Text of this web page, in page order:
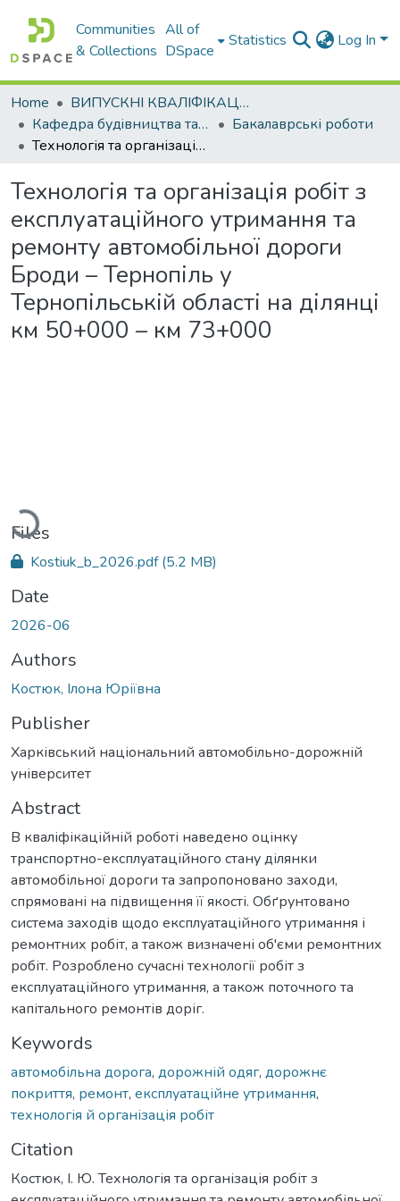
Communities
& Collections
All of
DSpace
Statistics Log In
Home
ВИПУСКНІ КВАЛІФІКАЦІЙНІ РОБОТИ
Кафедра будiвництва та експлуатацiї автомобiльних дорiг
Бакалаврські роботи
Технологія та організація робіт з експлуатаційного утримання та ремонту автомобільної дороги Броди – Тернопіль у Тернопільській області на ділянці км 50+000 – км 73+000
Технологія та організація робіт з
експлуатаційного утримання та
ремонту автомобільної дороги
Броди – Тернопіль у
Тернопільській області на ділянці
км 50+000 – км 73+000
Loading...
Files
Kostiuk_b_2026.pdf(5.2 MB)
Date
2026-06
Authors
Костюк, Ілона Юріївна
Publisher
Харківський національний автомобільно-дорожній
університет
Abstract
В кваліфікаційній роботі наведено оцінку
транспортно-експлуатаційного стану ділянки
автомобільної дороги та запропоновано заходи,
спрямовані на підвищення її якості. Обґрунтовано
система заходів щодо експлуатаційного утримання і
ремонтних робіт, а також визначені об'єми ремонтних
робіт. Розроблено сучасні технології робіт з
експлуатаційного утримання, а також поточного та
капітального ремонтів доріг.
Keywords
автомобільна дорога, дорожній одяг, дорожнє
покриття, ремонт, експлуатаційне утримання,
технологія й організація робіт
Citation
Костюк, І. Ю. Технологія та організація робіт з